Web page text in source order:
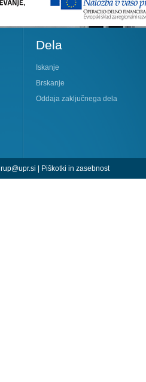
Dela
Iskanje
Brskanje
Oddaja zaključnega dela
rup@upr.si | Piškotki in zasebnost